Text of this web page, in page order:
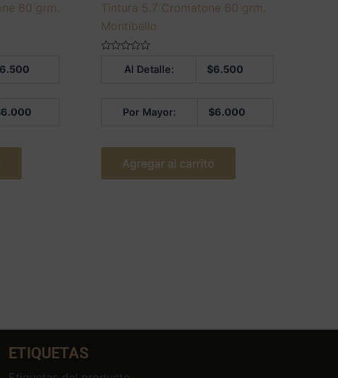
60 grm.
6.000
Tintura 5.7 Cromatone 60 grm.
Montibello
Al Detalle: $6.500
Por Mayor: $6.000
Agregar al carrito
ETIQUETAS